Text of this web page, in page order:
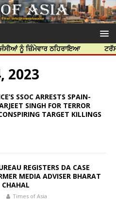
ਠਹਿਰਾਇਆ ਟਰੱਸਟਡ
2023
SSOC ARRESTS SPAIN-
SINGH FOR TERROR
TARGET KILLINGS
REGISTERS DA CASE
MEDIA ADVISER BHARAT
CHAHAL
Times of Asia